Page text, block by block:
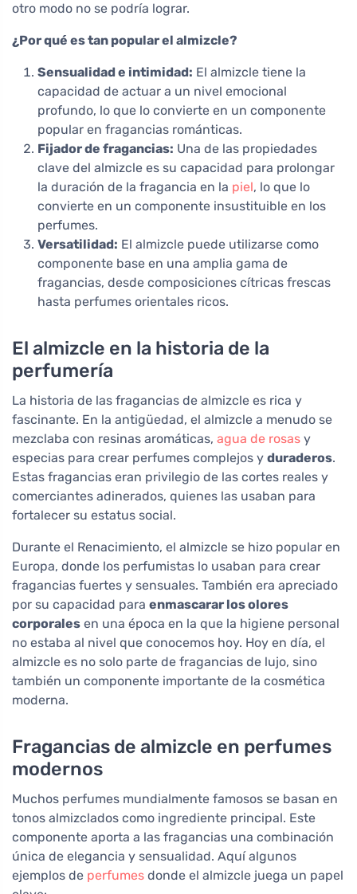
otro modo no se podría lograr.
¿Por qué es tan popular el almizcle?
Sensualidad e intimidad: El almizcle tiene la
capacidad de actuar a un nivel emocional
profundo, lo que lo convierte en un componente
popular en fragancias románticas.
Fijador de fragancias: Una de las propiedades
clave del almizcle es su capacidad para prolongar
la duración de la fragancia en la piel, lo que lo
convierte en un componente insustituible en los
perfumes.
Versatilidad: El almizcle puede utilizarse como
componente base en una amplia gama de
fragancias, desde composiciones cítricas frescas
hasta perfumes orientales ricos.
El almizcle en la historia de la
perfumería
La historia de las fragancias de almizcle es rica y
fascinante. En la antigüedad, el almizcle a menudo se
mezclaba con resinas aromáticas, agua de rosas y
especias para crear perfumes complejos y duraderos.
Estas fragancias eran privilegio de las cortes reales y
comerciantes adinerados, quienes las usaban para
fortalecer su estatus social.
Durante el Renacimiento, el almizcle se hizo popular en
Europa, donde los perfumistas lo usaban para crear
fragancias fuertes y sensuales. También era apreciado
por su capacidad para enmascarar los olores
corporales en una época en la que la higiene personal
no estaba al nivel que conocemos hoy. Hoy en día, el
almizcle es no solo parte de fragancias de lujo, sino
también un componente importante de la cosmética
moderna.
Fragancias de almizcle en perfumes
modernos
Muchos perfumes mundialmente famosos se basan en
tonos almizclados como ingrediente principal. Este
componente aporta a las fragancias una combinación
única de elegancia y sensualidad. Aquí algunos
ejemplos de perfumes donde el almizcle juega un papel